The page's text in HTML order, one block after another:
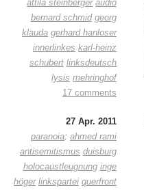
attila steinberger audio
bernard schmid georg
klauda gerhard hanloser
innerlinkes karl-heinz
schubert linksdeutsch
lysis mehringhof
17 comments
27 Apr. 2011
paranoia: ahmed rami
antisemitismus duisburg
holocaustleugnung inge
höger linkspartei querfront